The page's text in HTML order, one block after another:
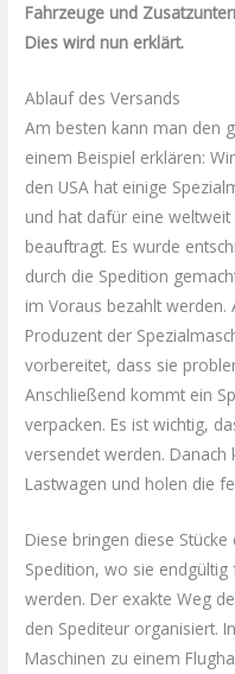
Fahrzeuge und
Dies wird nun erklärt.
Ablauf des Versands
Am besten kann man den
einem Beispiel erklären:
den USA hat einige
und hat dafür eine
beauftragt. Es wurde
durch die Spedition
im Voraus bezahlt
Produzent der
vorbereitet, dass sie
Anschließend kommt ein
verpacken. Es ist wichtig,
versendet werden.
Lastwagen und holen die
Diese bringen diese
Spedition, wo sie
werden. Der exakte Weg
den Spediteur organisiert.
Maschinen zu einem